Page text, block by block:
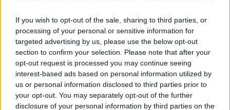
If you wish to opt-out of the sale, sharing to third parties, or
processing of your personal or sensitive information for
targeted advertising by us, please use the below opt-out
section to confirm your selection. Please note that after your
opt-out request is processed you may continue seeing
interest-based ads based on personal information utilized by
us or personal information disclosed to third parties prior to
your opt-out. You may separately opt-out of the further
disclosure of your personal information by third parties on the